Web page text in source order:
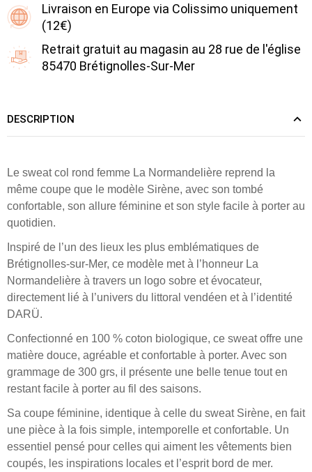
Livraison en Europe via Colissimo uniquement
(12€)
Retrait gratuit au magasin au 28 rue de l'église
85470 Brétignolles-Sur-Mer
DESCRIPTION
Le sweat col rond femme La Normandelière reprend la
même coupe que le modèle Sirène, avec son tombé
confortable, son allure féminine et son style facile à porter au
quotidien.
Inspiré de l’un des lieux les plus emblématiques de
Brétignolles-sur-Mer, ce modèle met à l’honneur La
Normandelière à travers un logo sobre et évocateur,
directement lié à l’univers du littoral vendéen et à l’identité
DARÜ.
Confectionné en 100 % coton biologique, ce sweat offre une
matière douce, agréable et confortable à porter. Avec son
grammage de 300 grs, il présente une belle tenue tout en
restant facile à porter au fil des saisons.
Sa coupe féminine, identique à celle du sweat Sirène, en fait
une pièce à la fois simple, intemporelle et confortable. Un
essentiel pensé pour celles qui aiment les vêtements bien
coupés, les inspirations locales et l’esprit bord de mer.